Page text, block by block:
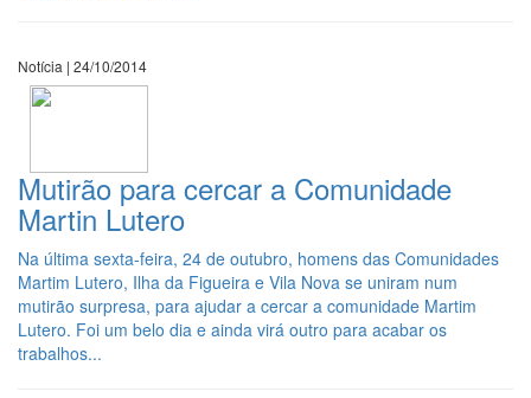
Notícia | 24/10/2014
Mutirão para cercar a Comunidade
Martin Lutero
Na última sexta-feira, 24 de outubro, homens das Comunidades
Martim Lutero, Ilha da Figueira e Vila Nova se uniram num
mutirão surpresa, para ajudar a cercar a comunidade Martim
Lutero. Foi um belo dia e ainda virá outro para acabar os
trabalhos...